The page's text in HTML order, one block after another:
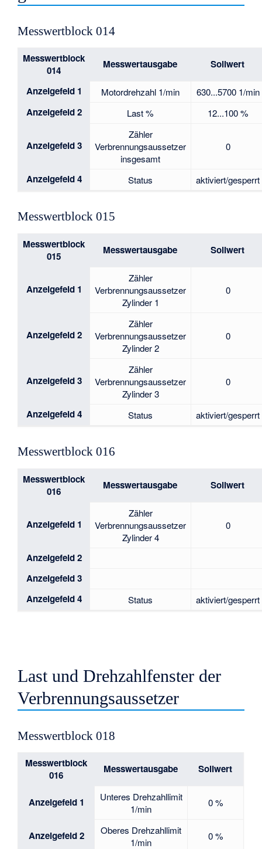
Messwertblock 014
Messwertblock
014
Messwertausgabe Sollwert
Anzeigefeld 1 Motordrehzahl 1/min 630...5700 1/min
Anzeigefeld 2 Last % 12...100 %
Anzeigefeld 3
Zähler
Verbrennungsaussetzer
insgesamt
0
Anzeigefeld 4 Status aktiviert/gesperrt
Messwertblock 015
Messwertblock
015
Messwertausgabe Sollwert
Anzeigefeld 1
Zähler
Verbrennungsaussetzer
Zylinder 1
0
Anzeigefeld 2
Zähler
Verbrennungsaussetzer
Zylinder 2
0
Anzeigefeld 3
Zähler
Verbrennungsaussetzer
Zylinder 3
0
Anzeigefeld 4 Status aktiviert/gesperrt
Messwertblock 016
Messwertblock
016
Messwertausgabe Sollwert
Anzeigefeld 1
Zähler
Verbrennungsaussetzer
Zylinder 4
0
Anzeigefeld 2
Anzeigefeld 3
Anzeigefeld 4
Status aktiviert/gesperrt
Last und Drehzahlfenster der
Verbrennungsaussetzer
Messwertblock 018
Messwertblock
016
Messwertausgabe Sollwert
Anzeigefeld 1
Unteres Drehzahllimit
1/min
0 %
Anzeigefeld 2
Oberes Drehzahllimit
1/min
0 %